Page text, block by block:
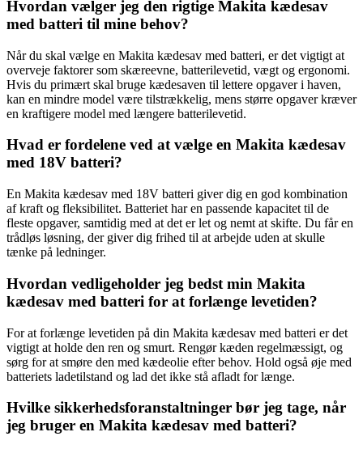
Hvordan vælger jeg den rigtige Makita kædesav
med batteri til mine behov?
Når du skal vælge en Makita kædesav med batteri, er det vigtigt at
overveje faktorer som skæreevne, batterilevetid, vægt og ergonomi.
Hvis du primært skal bruge kædesaven til lettere opgaver i haven,
kan en mindre model være tilstrækkelig, mens større opgaver kræver
en kraftigere model med længere batterilevetid.
Hvad er fordelene ved at vælge en Makita kædesav
med 18V batteri?
En Makita kædesav med 18V batteri giver dig en god kombination
af kraft og fleksibilitet. Batteriet har en passende kapacitet til de
fleste opgaver, samtidig med at det er let og nemt at skifte. Du får en
trådløs løsning, der giver dig frihed til at arbejde uden at skulle
tænke på ledninger.
Hvordan vedligeholder jeg bedst min Makita
kædesav med batteri for at forlænge levetiden?
For at forlænge levetiden på din Makita kædesav med batteri er det
vigtigt at holde den ren og smurt. Rengør kæden regelmæssigt, og
sørg for at smøre den med kædeolie efter behov. Hold også øje med
batteriets ladetilstand og lad det ikke stå afladt for længe.
Hvilke sikkerhedsforanstaltninger bør jeg tage, når
jeg bruger en Makita kædesav med batteri?